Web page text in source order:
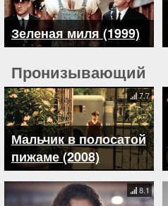
Зеленая миля (1999)
Пронизывающий
Мальчик в полосатой
пижаме (2008)
7.7
8.1